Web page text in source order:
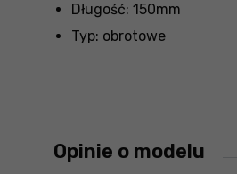
Długość: 150mm
Typ: obrotowe
Opinie o modelu